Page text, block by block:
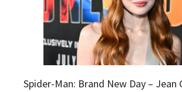
Spider-Man: Brand New Day – Jean